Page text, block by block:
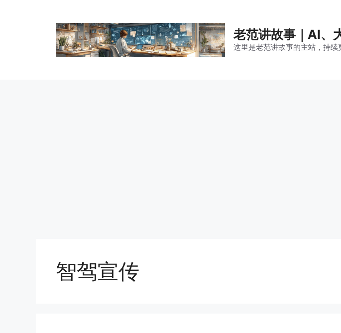
老范讲故事｜AI、
这里是老范讲故事的主站，持续
智驾宣传